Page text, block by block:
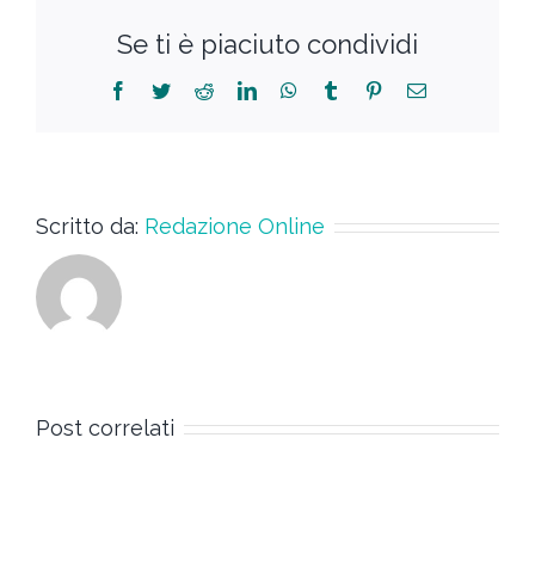
Se ti è piaciuto condividi
Scritto da: Redazione Online
Post correlati